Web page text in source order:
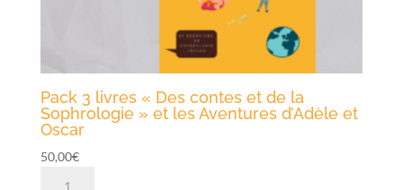
Pack 3 livres « Des contes et de la
Sophrologie » et les Aventures d’Adèle et
Oscar
50,00€
quantité